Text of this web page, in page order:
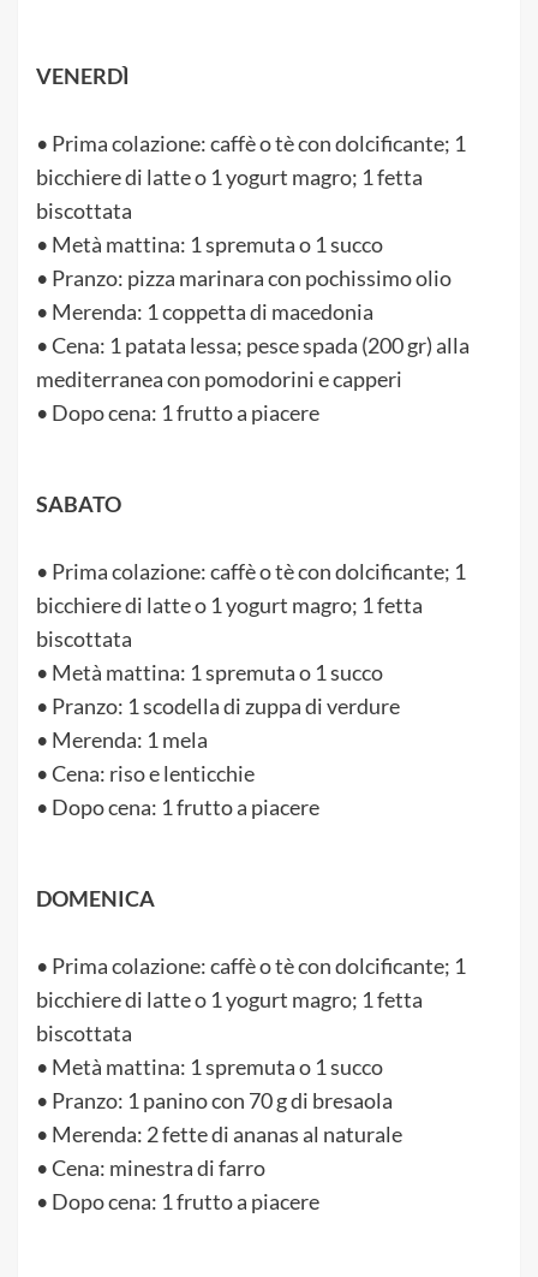
VENERDÌ
• Prima colazione: caffè o tè con dolcificante; 1
bicchiere di latte o 1 yogurt magro; 1 fetta
biscottata
• Metà mattina: 1 spremuta o 1 succo
• Pranzo: pizza marinara con pochissimo olio
• Merenda: 1 coppetta di macedonia
• Cena: 1 patata lessa; pesce spada (200 gr) alla
mediterranea con pomodorini e capperi
• Dopo cena: 1 frutto a piacere
SABATO
• Prima colazione: caffè o tè con dolcificante; 1
bicchiere di latte o 1 yogurt magro; 1 fetta
biscottata
• Metà mattina: 1 spremuta o 1 succo
• Pranzo: 1 scodella di zuppa di verdure
• Merenda: 1 mela
• Cena: riso e lenticchie
• Dopo cena: 1 frutto a piacere
DOMENICA
• Prima colazione: caffè o tè con dolcificante; 1
bicchiere di latte o 1 yogurt magro; 1 fetta
biscottata
• Metà mattina: 1 spremuta o 1 succo
• Pranzo: 1 panino con 70 g di bresaola
• Merenda: 2 fette di ananas al naturale
• Cena: minestra di farro
• Dopo cena: 1 frutto a piacere